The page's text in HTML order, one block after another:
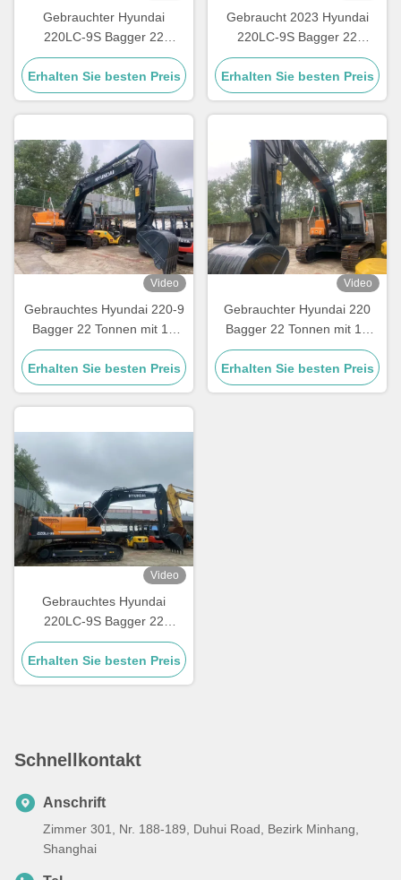
Gebrauchter Hyundai
220LC-9S Bagger 22
Tonnen mit 1,05 m³ Löffel
Erhalten Sie besten Preis
Gebraucht 2023 Hyundai
220LC-9S Bagger 22
Tonnen mit 1,05m3 Eimer
Erhalten Sie besten Preis
Video
Gebrauchtes Hyundai 220-9
Bagger 22 Tonnen mit 12
Monaten Garantie
Erhalten Sie besten Preis
Video
Gebrauchter Hyundai 220
Bagger 22 Tonnen mit 12
Monaten Garantie
Erhalten Sie besten Preis
Video
Gebrauchtes Hyundai
220LC-9S Bagger 22
Tonnen mit 12 Monaten
Garantie
Erhalten Sie besten Preis
Schnellkontakt
Anschrift
Zimmer 301, Nr. 188-189, Duhui Road, Bezirk Minhang,
Shanghai